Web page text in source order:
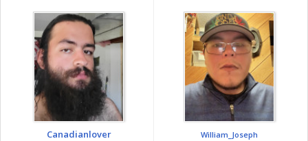
Canadianlover
William_Joseph